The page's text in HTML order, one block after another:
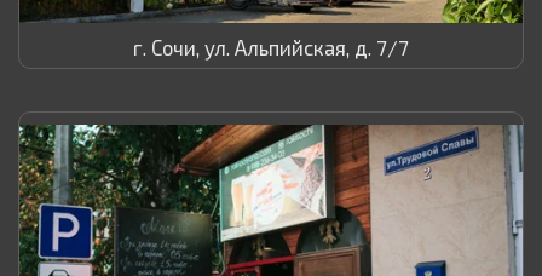
г. Сочи, ул. Альпийская, д. 7/7